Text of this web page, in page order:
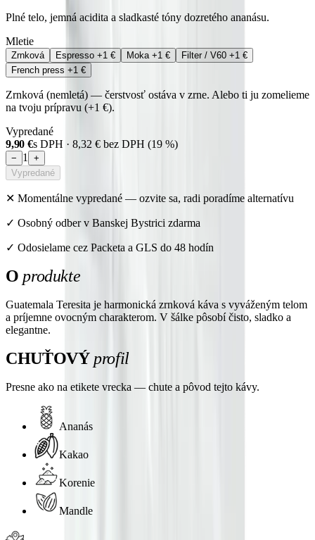
Plné telo, jemná acidita a sladkasté tóny dozretého ananásu.
Mletie
Zrnková Espresso +1 € Moka +1 € Filter / V60 +1 €
French press +1 €
Zrnková (nemletá) — čerstvosť ostáva v zrne. Alebo ti ju zomelieme
na tvoju prípravu (+1 €).
Vypredané
9,90 €s DPH · 8,32 €bez DPH (19%)
− 1
+
Vypredané
✕ Momentálne vypredané — ozvite sa, radi poradíme alternatívu
✓ Osobný odber v Banskej Bystrici zdarma
✓ Odosielame cez Packeta a GLS do 48 hodín
O produkte
Guatemala Teresita je harmonická zrnková káva s vyváženým telom
a príjemne ovocným charakterom. V šálke pôsobí čisto, sladko a
elegantne.
CHUŤOVÝ profil
Presne ako na etikete vrecka — chute a pôvod tejto kávy.
Ananás
Kakao
Korenie
Mandle